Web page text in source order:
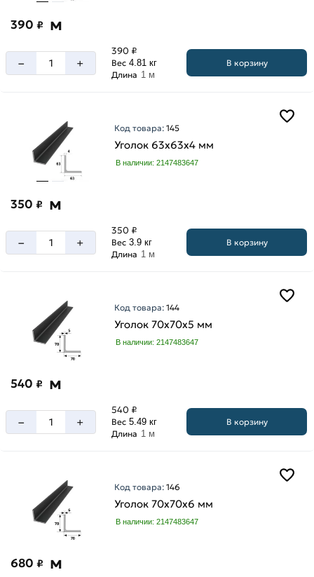
390 ₽ м
– +
390 ₽
Вес 4.81 кг
Длина 1 м
В корзину
Код товара:145
Уголок 63х63х4 мм
В наличии: 2147483647
350 ₽ м
– +
350 ₽
Вес 3.9 кг
Длина 1 м
В корзину
Код товара:144
Уголок 70х70х5 мм
В наличии: 2147483647
540 ₽ м
– +
540 ₽
Вес 5.49 кг
Длина 1 м
В корзину
Код товара:146
Уголок 70х70х6 мм
В наличии: 2147483647
680 ₽ м